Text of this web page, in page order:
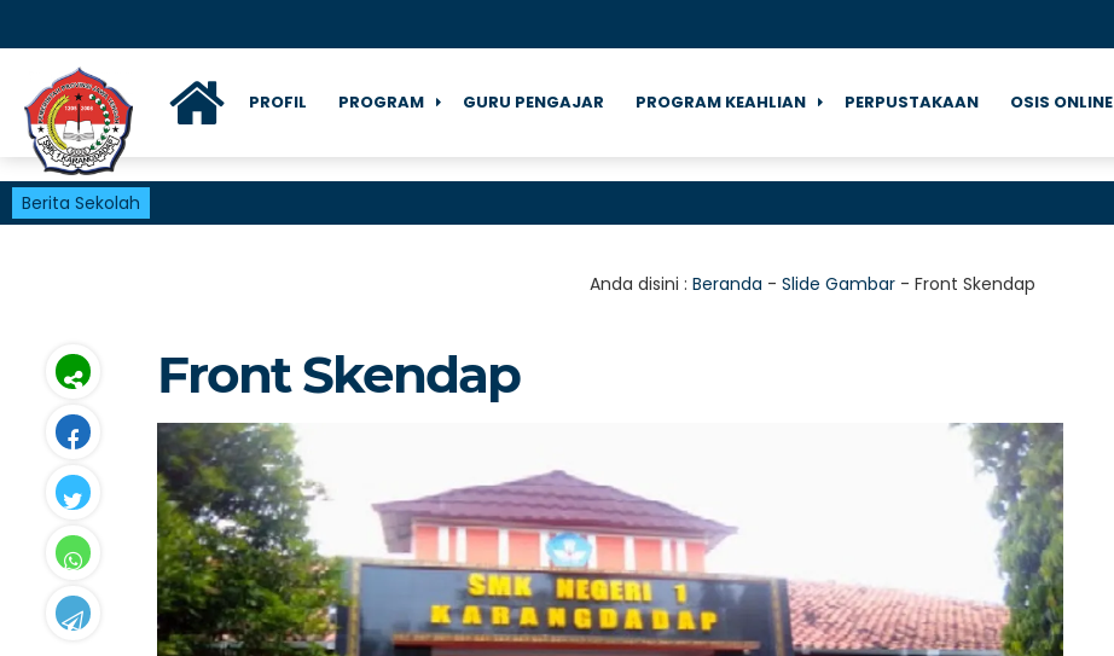
PROFIL PROGRAM GURU PENGAJAR PROGRAM KEAHLIAN PERPUSTAKAAN OSIS ONLINE
Berita Sekolah
Anda disini : Beranda - Slide Gambar- Front Skendap
Front Skendap